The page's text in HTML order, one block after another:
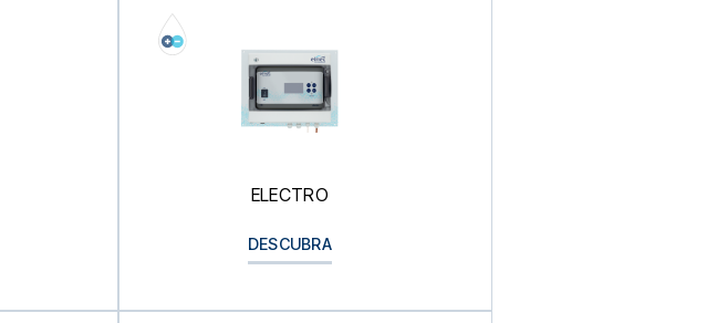
ELECTRO
DESCUBRA